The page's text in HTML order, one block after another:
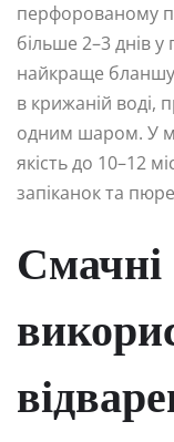
перфорованому
більше 2–3 днів
найкраще
в крижаній воді,
одним шаром. У
якість до 10–12
запіканок та
Смачні